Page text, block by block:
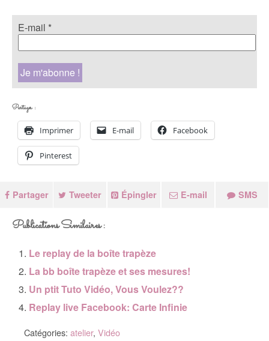
E-mail *
Partager :
Imprimer E-mail Facebook
Pinterest
Partager Tweeter Épingler E-mail SMS
Publications Similaires :
Le replay de la boîte trapèze
La bb boîte trapèze et ses mesures!
Un ptit Tuto Vidéo, Vous Voulez??
Replay live Facebook: Carte Infinie
Catégories: atelier, Vidéo